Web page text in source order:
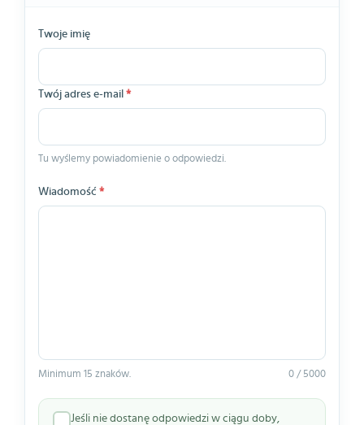
Twoje imię
Twój adres e-mail *
Tu wyślemy powiadomienie o odpowiedzi.
Wiadomość *
Minimum 15 znaków. 0 / 5000
Jeśli nie dostanę odpowiedzi w ciągu doby,